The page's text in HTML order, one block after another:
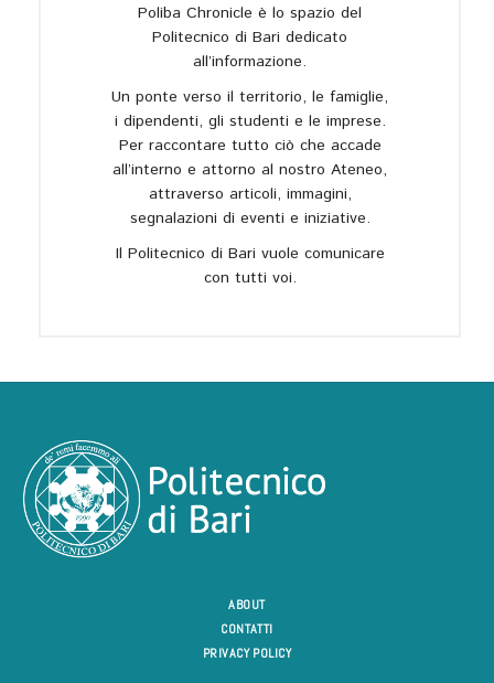
Poliba Chronicle è lo spazio del
Politecnico di Bari dedicato
all’informazione.
Un ponte verso il territorio, le famiglie,
i dipendenti, gli studenti e le imprese.
Per raccontare tutto ciò che accade
all’interno e attorno al nostro Ateneo,
attraverso articoli, immagini,
segnalazioni di eventi e iniziative.
Il Politecnico di Bari vuole comunicare
con tutti voi.
ABOUT
CONTATTI
PRIVACY POLICY